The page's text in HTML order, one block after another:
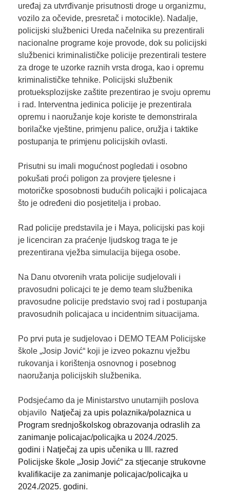
uređaj za utvrđivanje prisutnosti droge u organizmu,
vozilo za očevide, presretač i motocikle). Nadalje,
policijski službenici Ureda načelnika su prezentirali
nacionalne programe koje provode, dok su policijski
službenici kriminalističke policije prezentirali testere
za droge te uzorke raznih vrsta droga, kao i opremu
kriminalističke tehnike. Policijski službenik
protueksplozijske zaštite prezentirao je svoju opremu
i rad. Interventna jedinica policije je prezentirala
opremu i naoružanje koje koriste te demonstrirala
borilačke vještine, primjenu palice, oružja i taktike
postupanja te primjenu policijskih ovlasti.
Prisutni su imali mogućnost pogledati i osobno
pokušati proći poligon za provjere tjelesne i
motoričke sposobnosti budućih policajki i policajaca
što je određeni dio posjetitelja i probao.
Rad policije predstavila je i Maya, policijski pas koji
je licenciran za praćenje ljudskog traga te je
prezentirana vježba simulacija bijega osobe.
Na Danu otvorenih vrata policije sudjelovali i
pravosudni policajci te je demo team službenika
pravosudne policije predstavio svoj rad i postupanja
pravosudnih policajaca u incidentnim situacijama.
Po prvi puta je sudjelovao i DEMO TEAM Policijske
škole „Josip Jović“ koji je izveo pokaznu vježbu
rukovanja i korištenja osnovnog i posebnog
naoružanja policijskih službenika.
Podsjećamo da je Ministarstvo unutarnjih poslova
objavilo Natječaj za upis polaznika/polaznica u
Program srednjoškolskog obrazovanja odraslih za
zanimanje policajac/policajka u 2024./2025.
godini i Natječaj za upis učenika u III. razred
Policijske škole „Josip Jović“ za stjecanje strukovne
kvalifikacije za zanimanje policajac/policajka u
2024./2025. godini.